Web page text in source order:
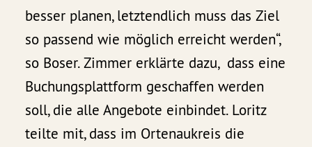
besser planen, letztendlich muss das Ziel
so passend wie möglich erreicht werden“,
so Boser. Zimmer erklärte dazu, dass eine
Buchungsplattform geschaffen werden
soll, die alle Angebote einbindet. Loritz
teilte mit, dass im Ortenaukreis die